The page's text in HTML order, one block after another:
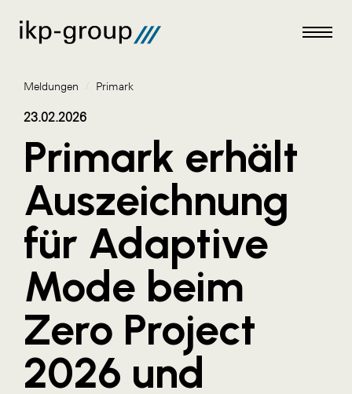
Meldungen
AKTUELLES
ACO
ALEX Krems
Amazon Web Services
Artweger
AustroCel Hallein
Blaguss
Meldungen / Primark
23.02.2026
Primark erhält
Auszeichnung
für Adaptive
Mode beim
Zero Project
2026 und